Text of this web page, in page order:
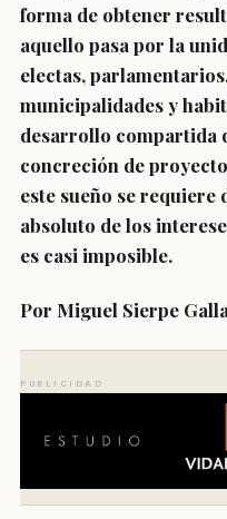
forma de obtener
aquello pasa por la
electas,
municipalidades y
desarrollo compartida
concreción de
este sueño se
absoluto de los
es casi imposible.
Por Miguel Sierpe
PUBLICIDAD